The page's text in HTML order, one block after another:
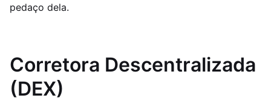
pedaço dela.
Corretora Descentralizada
(DEX)